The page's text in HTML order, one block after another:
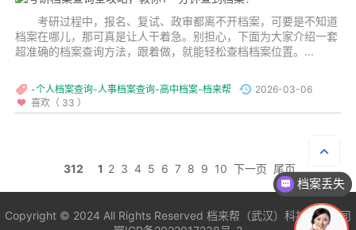
考研过程中，报名、复试、政审都离不开档案，可要是不知道
档案在哪儿，那可真是让人干着急。别担心，下面为大家介绍一套
超准确的档案查询方法，跟着做，就能轻松查档档案位置。...
-个人档案查询-人事档案查询-高中档案-档来帮
2026-03-06
喜欢（ 33 ）
312 1 2 3 4 5 6 7 8 9 10 下一页 尾页
Copyright © 2024 All Rights Reserved 档来帮（武汉）科技有限公司
档案丢失